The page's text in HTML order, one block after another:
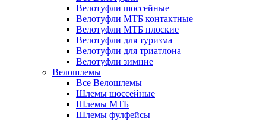
Велотуфли шоссейные
Велотуфли МТБ контактные
Велотуфли МТБ плоские
Велотуфли для туризма
Велотуфли для триатлона
Велотуфли зимние
Велошлемы
Все Велошлемы
Шлемы шоссейные
Шлемы МТБ
Шлемы фулфейсы